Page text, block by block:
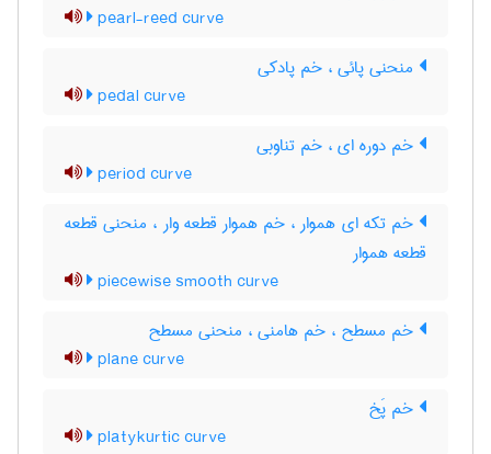
pearl-reed curve
منحنی پائی ، خم پادکی
pedal curve
خم دوره ای ، خم تناوبی
period curve
خم تکه ای هموار ، خم هموار قطعه وار ، منحنی قطعه
قطعه هموار
piecewise smooth curve
خم مسطح ، خم هامنی ، منحنی مسطح
plane curve
خم پَخ
platykurtic curve